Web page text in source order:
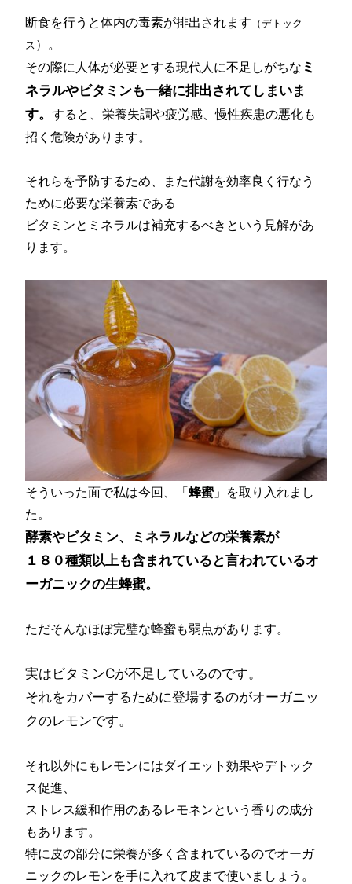
断食を行うと体内の毒素が排出されます （デトック
ス ）。
その際に人体が必要とする現代人に不足しがちな ミ
ネラルやビタミンも一緒に排出されてしまいま
す。すると、栄養失調や疲労感、慢性疾患の悪化も
招く危険があります。
それらを予防するため、また代謝を効率良く行なう
ために必要な栄養素である
ビタミンとミネラルは補充するべきという見解があ
ります。
そういった面で私は今回、「蜂蜜」を取り入れまし
た。
酵素やビタミン、ミネラルなどの栄養素が
１８０種類以上も含まれていると言われているオ
ーガニックの生蜂蜜。
ただそんなほぼ完璧な蜂蜜も弱点があります。
実はビタミンCが不足しているのです。
それをカバーするために登場するのがオーガニッ
クのレモンです。
それ以外にもレモンにはダイエット効果やデトック
ス促進、
ストレス緩和作用のあるレモネンという香りの成分
もあります。
特に皮の部分に栄養が多く含まれているのでオーガ
ニックのレモンを手に入れて皮まで使いましょう。